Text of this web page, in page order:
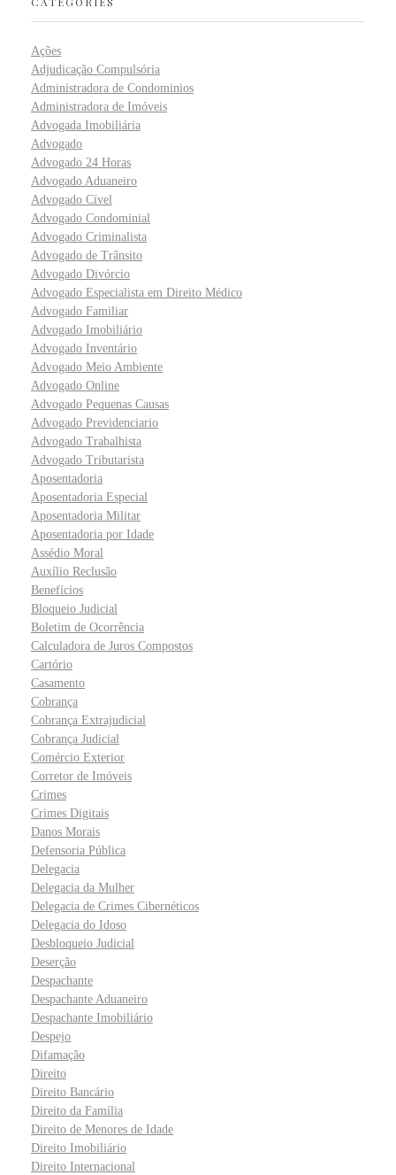
Ações
Adjudicação Compulsória
Administradora de Condominios
Administradora de Imóveis
Advogada Imobiliária
Advogado
Advogado 24 Horas
Advogado Aduaneiro
Advogado Cível
Advogado Condominial
Advogado Criminalista
Advogado de Trânsito
Advogado Divórcio
Advogado Especialista em Direito Médico
Advogado Familiar
Advogado Imobiliário
Advogado Inventário
Advogado Meio Ambiente
Advogado Online
Advogado Pequenas Causas
Advogado Previdenciario
Advogado Trabalhista
Advogado Tributarista
Aposentadoria
Aposentadoria Especial
Aposentadoria Militar
Aposentadoria por Idade
Assédio Moral
Auxílio Reclusão
Benefícios
Bloqueio Judicial
Boletim de Ocorrência
Calculadora de Juros Compostos
Cartório
Casamento
Cobrança
Cobrança Extrajudicial
Cobrança Judicial
Comércio Exterior
Corretor de Imóveis
Crimes
Crimes Digitais
Danos Morais
Defensoria Pública
Delegacia
Delegacia da Mulher
Delegacia de Crimes Cibernéticos
Delegacia do Idoso
Desbloqueio Judicial
Deserção
Despachante
Despachante Aduaneiro
Despachante Imobiliário
Despejo
Difamação
Direito
Direito Bancário
Direito da Família
Direito de Menores de Idade
Direito Imobiliário
Direito Internacional